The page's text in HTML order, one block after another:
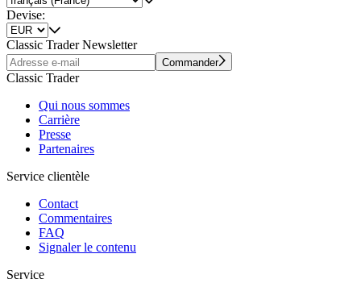
Devise:
Classic Trader Newsletter
Commander
Classic Trader
Qui nous sommes
Carrière
Presse
Partenaires
Service clientèle
Contact
Commentaires
FAQ
Signaler le contenu
Service